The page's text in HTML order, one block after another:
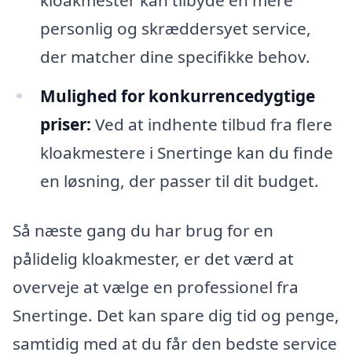
personlig og skræddersyet service,
der matcher dine specifikke behov.
Mulighed for konkurrencedygtige
priser: Ved at indhente tilbud fra flere
kloakmestere i Snertinge kan du finde
en løsning, der passer til dit budget.
Så næste gang du har brug for en
pålidelig kloakmester, er det værd at
overveje at vælge en professionel fra
Snertinge. Det kan spare dig tid og penge,
samtidig med at du får den bedste service